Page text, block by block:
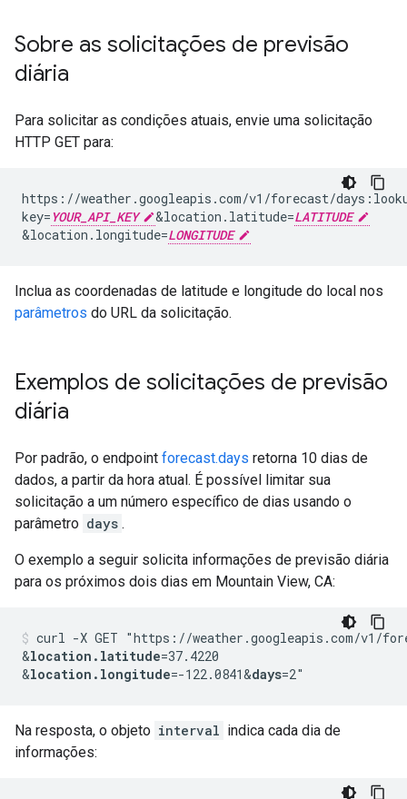
Sobre as solicitações de previsão
diária
Para solicitar as condições atuais, envie uma solicitação
HTTP GET para:
https://weather.googleapis.com/v1/forecast/
key= YOUR_API_KEY &location.latitude=LATITUDE
&location.longitude=LONGITUDE
Inclua as coordenadas de latitude e longitude do local nos
parâmetros do URL da solicitação.
Exemplos de solicitações de previsão
diária
Por padrão, o endpoint forecast.days retorna 10 dias de
dados, a partir da hora atual. É possível limitar sua
solicitação a um número específico de dias usando o
parâmetro days .
O exemplo a seguir solicita informações de previsão diária
para os próximos dois dias em Mountain View, CA:
curl -X GET "https://weather.googleapis.com/v1/
&location.latitude=37.4220
&location.longitude=-122.0841&days=2"
Na resposta, o objeto interval indica cada dia de
informações: